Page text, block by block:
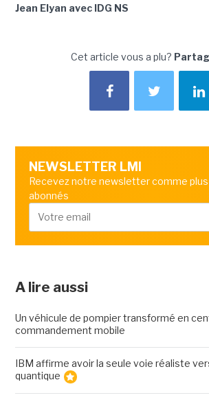
Jean Elyan avec IDG NS
Cet article vous a plu?
NEWSLETTER LMI
Recevez notre newsletter comme
abonnés
A lire aussi
Un véhicule de pompier transformé en
commandement mobile
IBM affirme avoir la seule voie réaliste
quantique